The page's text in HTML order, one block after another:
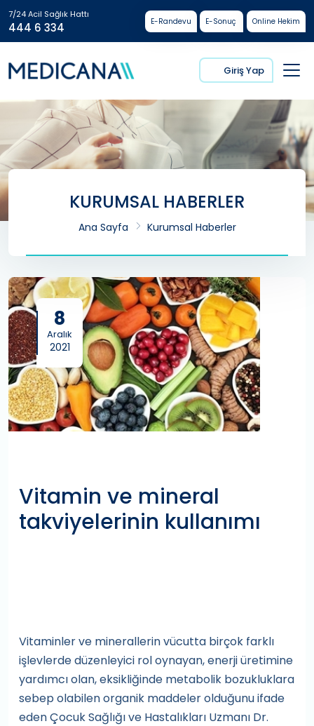
7/24 Acil Sağlık Hattı
444 6 334 E-Randevu E-Sonuç Online Hekim
Giriş Yap
KURUMSAL HABERLER
Ana Sayfa Kurumsal Haberler
8
Aralık
2021
Vitamin ve mineral
takviyelerinin kullanımı
Vitaminler ve minerallerin vücutta birçok farklı
işlevlerde düzenleyici rol oynayan, enerji üretimine
yardımcı olan, eksikliğinde metabolik bozukluklara
sebep olabilen organik maddeler olduğunu ifade
eden Çocuk Sağlığı ve Hastalıkları Uzmanı Dr.